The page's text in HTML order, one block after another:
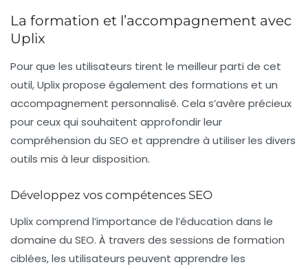
La formation et l’accompagnement avec
Uplix
Pour que les utilisateurs tirent le meilleur parti de cet
outil, Uplix propose également des formations et un
accompagnement personnalisé. Cela s’avère précieux
pour ceux qui souhaitent approfondir leur
compréhension du SEO et apprendre à utiliser les divers
outils mis à leur disposition.
Développez vos compétences SEO
Uplix comprend l’importance de l’éducation dans le
domaine du SEO. À travers des sessions de formation
ciblées, les utilisateurs peuvent apprendre les